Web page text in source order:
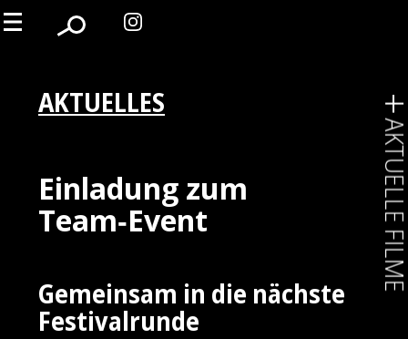
AKTUELLES
Einladung zum
Team‑Event
Gemeinsam in die nächste
Festivalrunde